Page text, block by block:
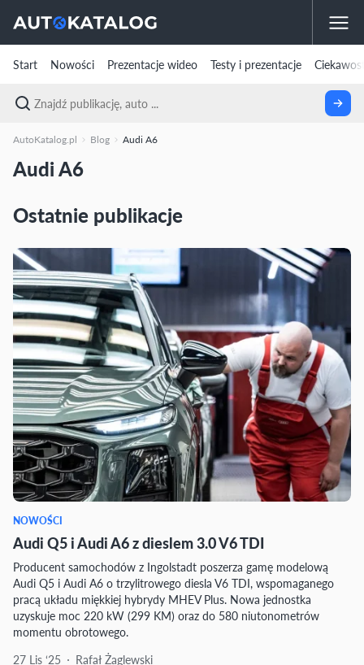
Start Nowości Prezentacje wideo Testy i prezentacje
AutoKatalog.pl Blog Audi A6
Audi A6
Ostatnie publikacje
NOWOŚCI
Audi Q5 i Audi A6 z dieslem 3.0 V6 TDI
Producent samochodów z Ingolstadt poszerza gamę modelową
Audi Q5 i Audi A6 o trzylitrowego diesla V6 TDI, wspomaganego
pracą układu miękkiej hybrydy MHEV Plus. Nowa jednostka
uzyskuje moc 220 kW (299 KM) oraz do 580 niutonometrów
momentu obrotowego.
27 Lis ‘25
Rafał Żaglewski